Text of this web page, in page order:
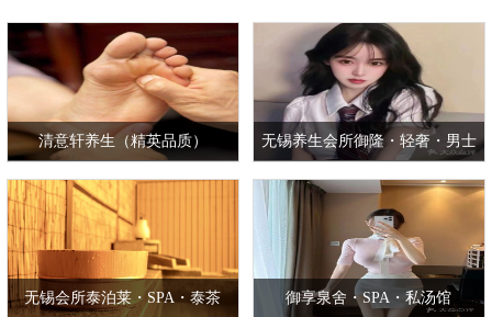
清意轩养生（精英品质） 无锡养生会所御隆・轻奢・男士
SPA 会馆（商务轻奢）
无锡会所泰泊莱・SPA・泰茶 御享泉舍・SPA・私汤馆